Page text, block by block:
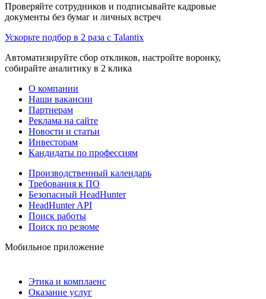
Проверяйте сотрудников и подписывайте кадровые
документы без бумаг и личных встреч
Ускорьте подбор в 2 раза с Talantix
Автоматизируйте сбор откликов, настройте воронку,
собирайте аналитику в 2 клика
О компании
Наши вакансии
Партнерам
Реклама на сайте
Новости и статьи
Инвесторам
Кандидаты по профессиям
Производственный календарь
Требования к ПО
Безопасный HeadHunter
HeadHunter API
Поиск работы
Поиск по резюме
Мобильное приложение
Этика и комплаенс
Оказание услуг